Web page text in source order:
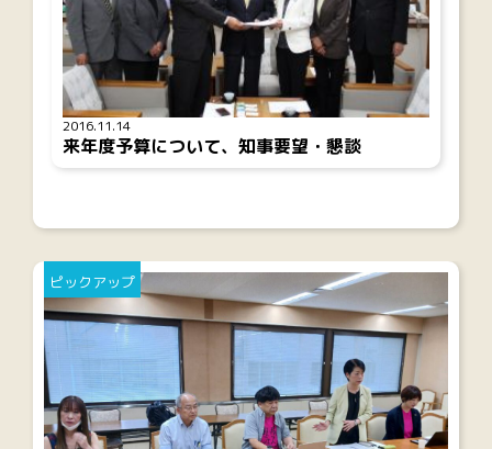
2016.11.14
来年度予算について、知事要望・懇談
ピックアップ